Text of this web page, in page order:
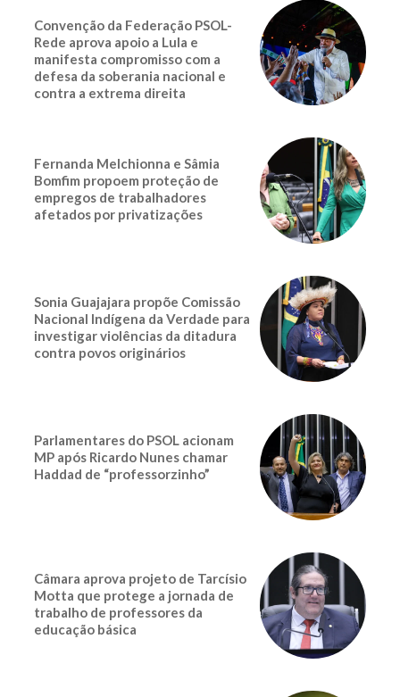
Convenção da Federação PSOL-
Rede aprova apoio a Lula e
manifesta compromisso com a
defesa da soberania nacional e
contra a extrema direita
Fernanda Melchionna e Sâmia
Bomfim propoem proteção de
empregos de trabalhadores
afetados por privatizações
Sonia Guajajara propõe Comissão
Nacional Indígena da Verdade para
investigar violências da ditadura
contra povos originários
Parlamentares do PSOL acionam
MP após Ricardo Nunes chamar
Haddad de “professorzinho”
Câmara aprova projeto de Tarcísio
Motta que protege a jornada de
trabalho de professores da
educação básica